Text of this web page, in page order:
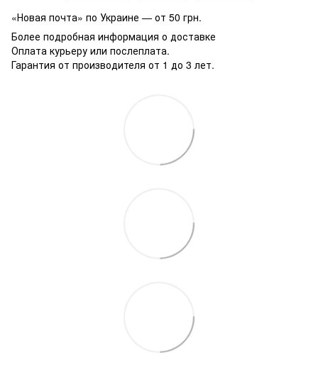
«Новая почта» по Украине — от 50 грн.
Более подробная информация о доставке
Оплата курьеру или послеплата.
Гарантия от производителя от 1 до 3 лет.